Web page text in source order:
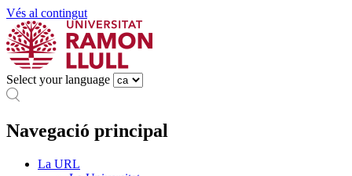
Vés al contingut
Select your language
Navegació principal
La URL